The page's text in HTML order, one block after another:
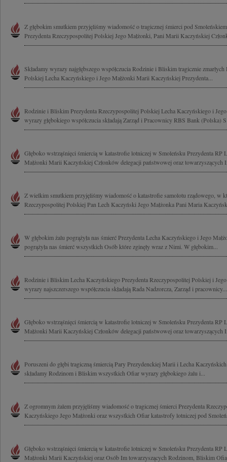
Z głębokim smutkiem przyjęliśmy wiadomość o tragicznej śmierci pod
Prezydenta Rzeczypospolitej Polskiej Jego Małżonki, Pani Marii Kaczyńskiej
Składamy wyrazy najgłębszego współczucia Rodzinie i Bliskim tragicznie
Polskiej Lecha Kaczyńskiego i Jego Małżonki Marii Kaczyńskiej Prezydenta...
Rodzinie i Bliskim Prezydenta Rzeczypospolitej Polskiej Lecha Kaczyńskiego i
wyrazy głębokiego współczucia składają Zarząd i Pracownicy RBS Bank (Polska)
Głęboko wstrząśnięci śmiercią w katastrofie lotniczej w Smoleńsku Prezydenta RP
Małżonki Marii Kaczyńskiej Członków delegacji państwowej oraz towarzyszących
Z wielkim smutkiem przyjęliśmy wiadomość o katastrofie samolotu rządowego, w
Rzeczypospolitej Polskiej Pan Lech Kaczyński Jego Małżonka Pani Maria
W głębokim żalu pogrążyła nas śmierć Prezydenta Lecha Kaczyńskiego i Jego
pogrążyła nas śmierć wszystkich Osób które zginęły wraz z Nimi. W głębokim...
Rodzinie i Bliskim Lecha Kaczyńskiego Prezydenta Rzeczypospolitej Polskiej i
wyrazy najszczerszego współczucia składają Rada Nadzorcza, Zarząd i pracownicy...
Głęboko wstrząśnięci śmiercią w katastrofie lotniczej w Smoleńsku Prezydenta RP
Małżonki Marii Kaczyńskiej Członków delegacji państwowej oraz towarzyszących
Poruszeni do głębi tragiczną śmiercią Pary Prezydenckiej Marii i Lecha
składamy Rodzinom i Bliskim wszystkich Ofiar wyrazy głębokiego żalu i...
Z ogromnym żalem przyjęliśmy wiadomość o tragicznej śmierci Prezydenta
Kaczyńskiego Jego Małżonki oraz wszystkich Ofiar katastrofy lotniczej pod
Głęboko wstrząśnięci śmiercią w katastrofie lotniczej w Smoleńsku Prezydenta RP
Małżonki Marii Kaczyńskiej oraz Osób Im towarzyszących Rodzinom, Bliskim